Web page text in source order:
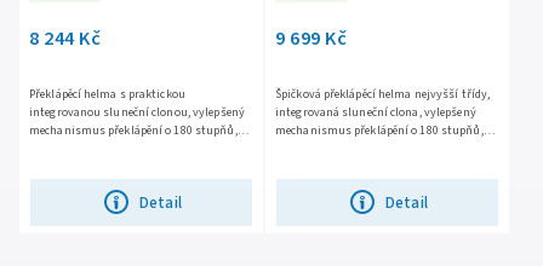
8 244 Kč
Detail
Překlápěcí helma s praktickou
integrovanou sluneční clonou, vylepšený
mechanismus překlápění o 180 stupňů,
9 699 Kč
Detail
Špičková překlápěcí helma nejvyšší třídy,
integrovaná sluneční clona, vylepšený
mechanismus překlápění o 180 stupňů,